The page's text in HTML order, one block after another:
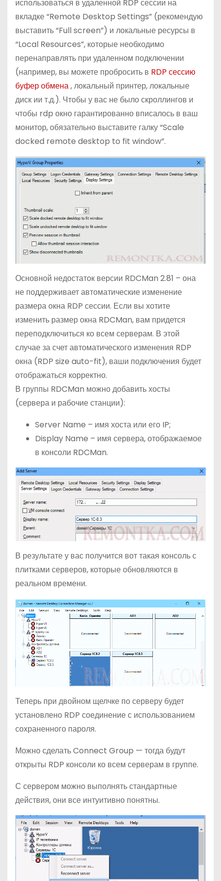
использоваться в удаленной RDP сессии на
вкладке “Remote Desktop Settings” (рекомендую
выставить “Full screen”) и локальные ресурсы в
“Local Resources”, которые необходимо
перенаправлять при удаленном подключении
(например, вы можете пробросить в RDP сессию
буфер обмена, локальный принтер, локальные
диск ии т.д.). Чтобы у вас не было скроллингов и
чтобы rdp окно гарантированно вписалось в ваш
монитор, обязательно выставите галку “Scale
docked remote desktop to fit window”.
Основной недостаток версии RDCMan 2.81 – она
не поддерживает автоматические изменение
размера окна RDP сессии. Если вы хотите
изменить размер окна RDCMan, вам придется
переподключиться ко всем серверам. В этой
случае за счет автоматического изменения RDP
окна (RDP size auto-fit), ваши подключения будет
отображаться корректно.
В группы RDCMan можно добавить хосты
(сервера и рабочие станции):
Server Name – имя хоста или его IP;
Display Name – имя сервера, отображаемое
в консоли RDCMan.
В результате у вас получится вот такая консоль с
плитками серверов, которые обновляются в
реальном времени.
Теперь при двойном щелчке по серверу будет
установлено RDP соединение с использованием
сохраненного пароля.
Можно сделать Connect Group — тогда будут
открыты RDP консоли ко всем серверам в группе.
С сервером можно выполнять стандартные
действия, они все интуитивно понятны.